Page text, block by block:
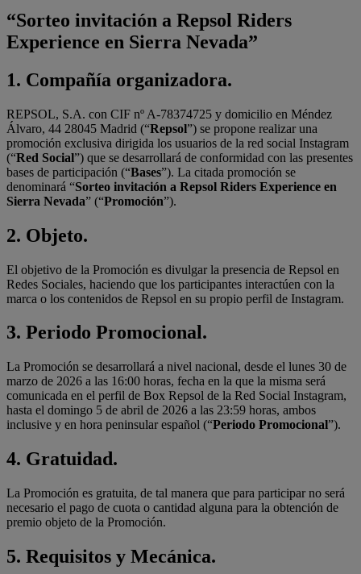
“Sorteo invitación a Repsol Riders
Experience en Sierra Nevada”
1. Compañía organizadora.
REPSOL, S.A. con CIF nº A-78374725 y domicilio en Méndez
Álvaro, 44 28045 Madrid (“Repsol”) se propone realizar una
promoción exclusiva dirigida los usuarios de la red social Instagram
(“Red Social”) que se desarrollará de conformidad con las presentes
bases de participación (“Bases”). La citada promoción se
denominará “Sorteo invitación a Repsol Riders Experience en
Sierra Nevada” (“Promoción”).
2. Objeto.
El objetivo de la Promoción es divulgar la presencia de Repsol en
Redes Sociales, haciendo que los participantes interactúen con la
marca o los contenidos de Repsol en su propio perfil de Instagram.
3. Periodo Promocional.
La Promoción se desarrollará a nivel nacional, desde el lunes 30 de
marzo de 2026 a las 16:00 horas, fecha en la que la misma será
comunicada en el perfil de Box Repsol de la Red Social Instagram,
hasta el domingo 5 de abril de 2026 a las 23:59 horas, ambos
inclusive y en hora peninsular español (“Periodo Promocional”).
4. Gratuidad.
La Promoción es gratuita, de tal manera que para participar no será
necesario el pago de cuota o cantidad alguna para la obtención de
premio objeto de la Promoción.
5. Requisitos y Mecánica.